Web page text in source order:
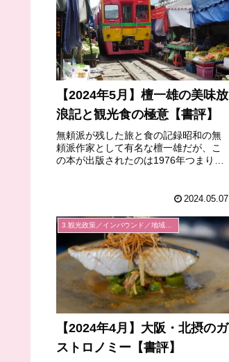
【2024年5月】檀一雄の美味放
浪記と観光食の極意【書評】
無頼派が残した旅と食の記録昭和の無
頼派作家として有名な檀一雄だが、こ
の本が出版されたのは1976年つまり彼
にも有名になり、「リツコ・その愛」
2024.05.07
【2024年4月】大阪・北摂のガ
ストロノミー【書評】